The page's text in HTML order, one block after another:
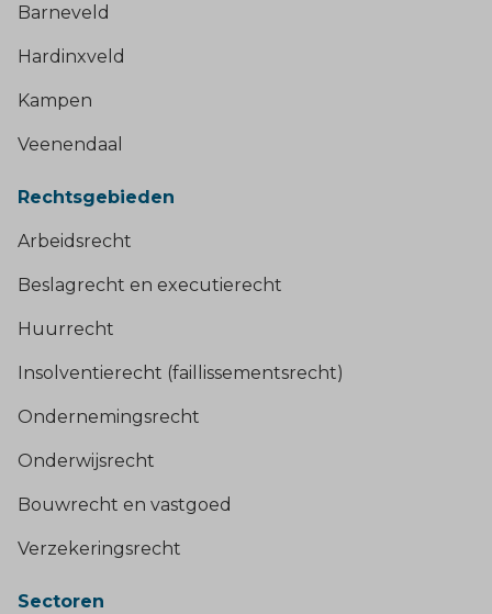
Barneveld
Hardinxveld
Kampen
Veenendaal
Rechtsgebieden
Arbeidsrecht
Beslagrecht en executierecht
Huurrecht
Insolventierecht (faillissementsrecht)
Ondernemingsrecht
Onderwijsrecht
Bouwrecht en vastgoed
Verzekeringsrecht
Sectoren